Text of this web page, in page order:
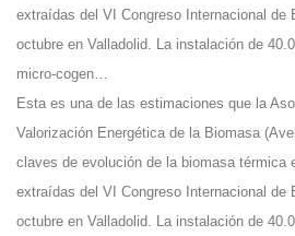
extraídas del VI Congreso Internacional de
octubre en Valladolid. La instalación de
micro-cogen…
Esta es una de las estimaciones que la
Valorización Energética de la Biomasa
claves de evolución de la biomasa térmica
extraídas del VI Congreso Internacional de
octubre en Valladolid. La instalación de